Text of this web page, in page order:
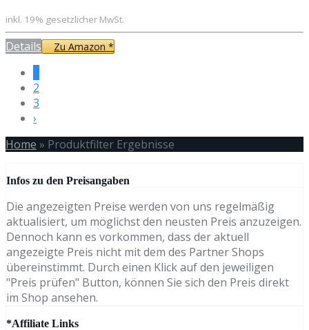
inkl. 19% gesetzlicher MwSt.
Details Zu Amazon *
2
3
›
Home » Produktfilter Ergebnisse
Infos zu den Preisangaben
Die angezeigten Preise werden von uns regelmäßig
aktualisiert, um möglichst den neusten Preis anzuzeigen.
Dennoch kann es vorkommen, dass der aktuell
angezeigte Preis nicht mit dem des Partner Shops
übereinstimmt. Durch einen Klick auf den jeweiligen
"Preis prüfen" Button, können Sie sich den Preis direkt
im Shop ansehen.
*Affiliate Links